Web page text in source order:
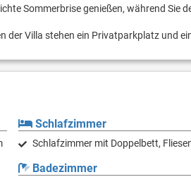
Sommerbrise genießen, während Sie
der Villa stehen ein Privatparkplatz und
Schlafzimmer
Schlafzimmer mit Doppelbett,
Badezimmer